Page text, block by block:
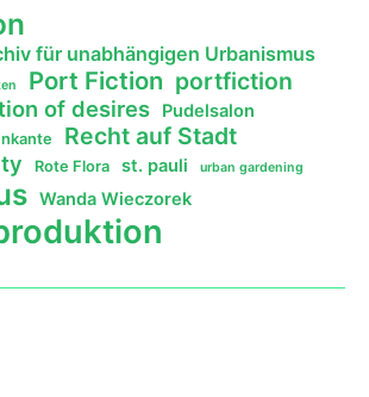
für unabhängigen Urbanismus
Port Fiction portfiction
of desires Pudelsalon
Recht auf Stadt
Rote Flora st. pauli urban gardening
Wanda Wieczorek